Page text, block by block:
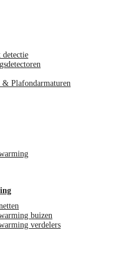
detectie
& Plafondarmaturen
buizen
verdelers